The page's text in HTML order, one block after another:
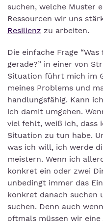
suchen, welche Muster
Ressourcen wir uns
Resilienz zu arbeiten.
Die einfache Frage
gerade?” in einer von
Situation führt mich im
meines Problems und
handlungsfähig. Kann
ich damit umgehen.
viel fehlt, weiß ich, dass
Situation zu tun habe.
was ich will, ich werde
meistern. Wenn ich
konkret ein oder zwei
unbedingt immer das
konkret danach suchen
suchen. Denn auch
oftmals müssen wir